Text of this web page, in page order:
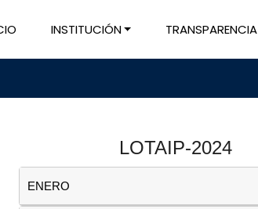
INSTITUCIÓN TRANSPARENCIA
LOTAIP-2024
ENERO